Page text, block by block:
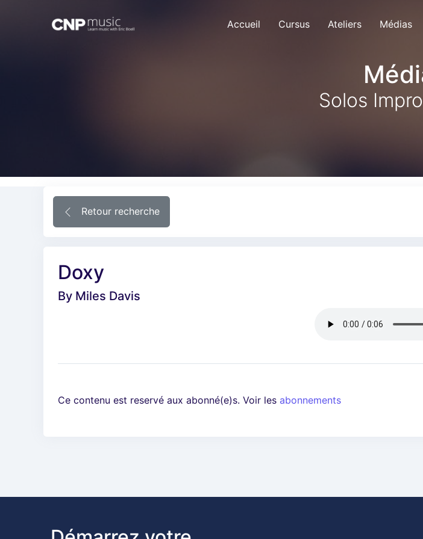
Accueil Cursus Ateliers Médias
Solos
Retour recherche
Doxy
By Miles Davis
Ce contenu est reservé aux abonné(e)s. Voir les abonnements